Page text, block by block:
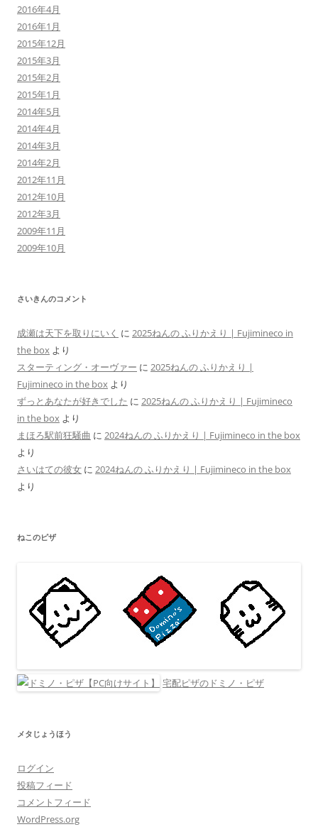
2016年4月
2016年1月
2015年12月
2015年3月
2015年2月
2015年1月
2014年5月
2014年4月
2014年3月
2014年2月
2012年11月
2012年10月
2012年3月
2009年11月
2009年10月
さいきんのコメント
成瀬は天下を取りにいく に 2025ねんの ふりかえり | Fujimineco in
the box より
スターティング・オーヴァー に 2025ねんの ふりかえり |
Fujimineco in the box より
ずっとあなたが好きでした に 2025ねんの ふりかえり | Fujimineco
in the box より
まほろ駅前狂騒曲 に 2024ねんの ふりかえり | Fujimineco in the box
より
さいはての彼女 に 2024ねんの ふりかえり | Fujimineco in the box
より
ねこのピザ
宅配ピザのドミノ・ピザ
メタじょうほう
ログイン
投稿フィード
コメントフィード
WordPress.org